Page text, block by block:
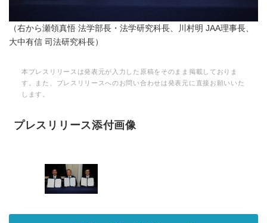
（右から瀬領真悟 法学部長・法学研究科長、川村明 JAA理事長、
大中有信 司法研究科長）
本プレスリリースは発表元が入力した原稿をそのまま掲載しておりま
す。また、プレスリリースへのお問い合わせは発表元に直接お願いいた
します。
プレスリリース添付画像